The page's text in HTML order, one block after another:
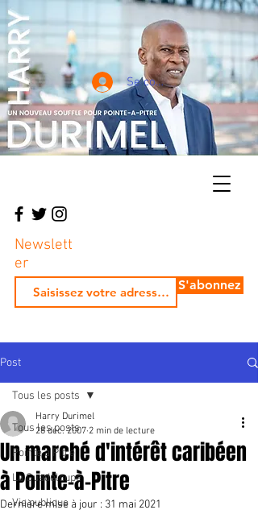
Se connecter
Newslett
er
S'abonnez
Post
Tous les posts
Pointe à Pitre
La Guadeloupe
Vie publique
Tous les posts
Un marché d'intérêt caribéen
à Pointe-à-Pitre
Harry Durimel
28 déc. 2007 2 min de lecture
Dernière mise à jour : 31 mai 2021